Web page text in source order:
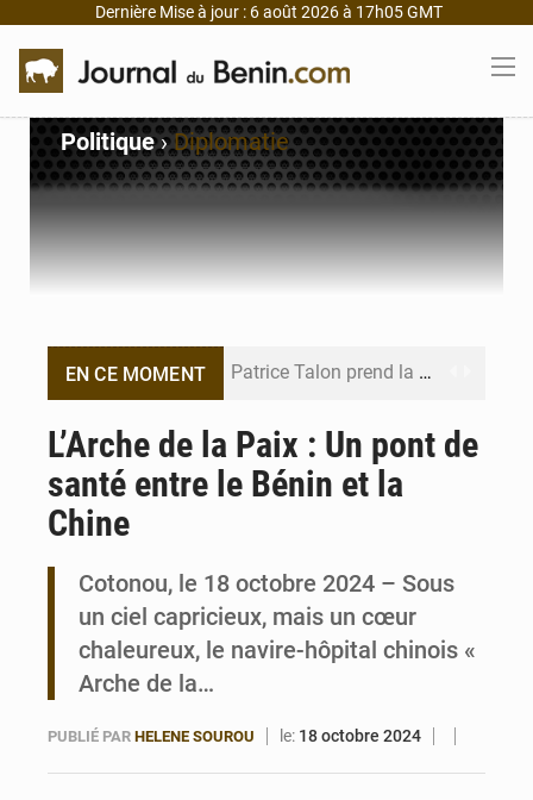
Dernière Mise à jour : 6 août 2026 à 17h05 GMT
Politique›Diplomatie
EN CE MOMENT Patrice Talon prend la tête du premier bureau du Sénat du Bénin
Bénin : 14,5 milliards de dollars pour faire de la CDN 3.0 un bouclier économique
L’Arche de la Paix : Un pont de
santé entre le Bénin et la
Chine
Cotonou, le 18 octobre 2024 – Sous
un ciel capricieux, mais un cœur
chaleureux, le navire-hôpital chinois «
Arche de la…
PUBLIÉ PAR HELENE SOUROU le: 18 octobre 2024